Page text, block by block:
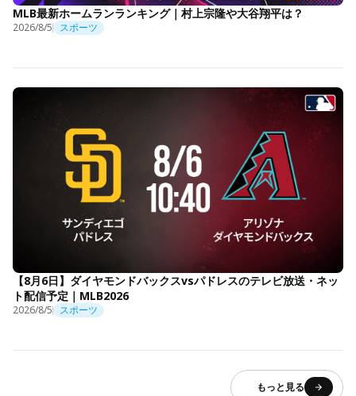
MLB最新ホームランランキング｜村上宗隆や大谷翔平は？
2026/8/5 スポーツ
【8月6日】ダイヤモンドバックスvsパドレスのテレビ放送・ネッ
ト配信予定｜MLB2026
2026/8/5 スポーツ
もっと見る